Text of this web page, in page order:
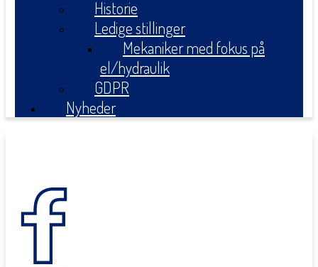
Historie
Ledige stillinger
Mekaniker med fokus på
el/hydraulik
GDPR
Nyheder